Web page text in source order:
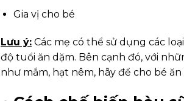
Gia vị cho bé
Lưu ý: Các mẹ có thể sử dụng các
độ tuổi ăn dặm. Bên cạnh đó, với
như mắm, hạt nêm, hãy để cho bé